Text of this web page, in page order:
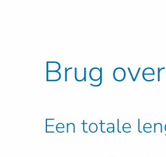
Brug
Een totale